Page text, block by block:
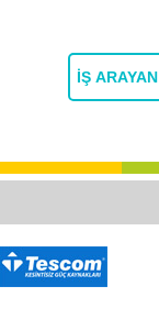
İŞ ARAYAN